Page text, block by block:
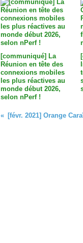
[communiqué] La
Réunion en tête des
connexions mobiles
les plus réactives au
monde début 2026,
selon nPerf !